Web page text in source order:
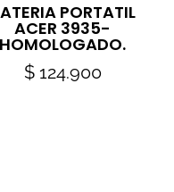
PORTATIL
ACER 3935-
HOMOLOGADO.
$124.900